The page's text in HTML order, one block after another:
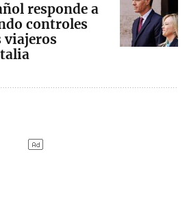
responde a
controles
viajeros